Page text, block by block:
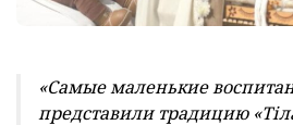
«Самые маленькие
представили традицию